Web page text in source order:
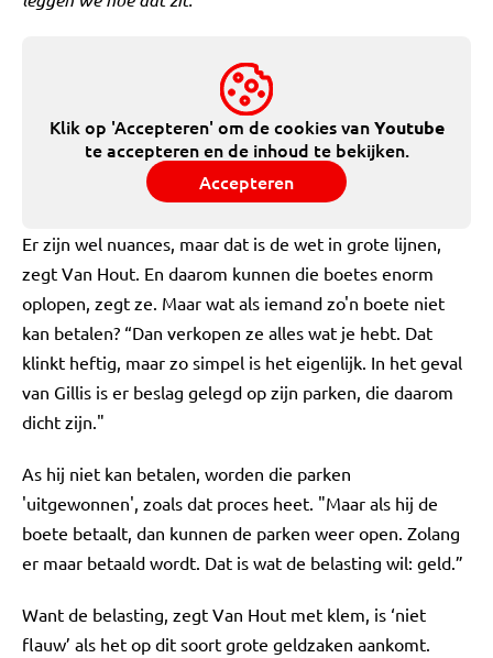
Klik op 'Accepteren' om de cookies vanYoutube
te accepteren en de inhoud te bekijken.
Accepteren
Er zijn wel nuances, maar dat is de wet in grote lijnen,
zegt Van Hout. En daarom kunnen die boetes enorm
oplopen, zegt ze. Maar wat als iemand zo'n boete niet
kan betalen? “Dan verkopen ze alles wat je hebt. Dat
klinkt heftig, maar zo simpel is het eigenlijk. In het geval
van Gillis is er beslag gelegd op zijn parken, die daarom
dicht zijn."
As hij niet kan betalen, worden die parken
'uitgewonnen', zoals dat proces heet. "Maar als hij de
boete betaalt, dan kunnen de parken weer open. Zolang
er maar betaald wordt. Dat is wat de belasting wil: geld.”
Want de belasting, zegt Van Hout met klem, is ‘niet
flauw’ als het op dit soort grote geldzaken aankomt.